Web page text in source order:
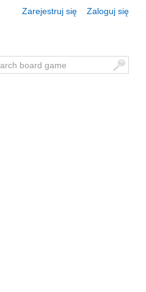
Zarejestruj się Zaloguj się